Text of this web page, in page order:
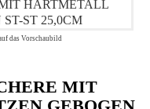
das Vorschaubild
MIT